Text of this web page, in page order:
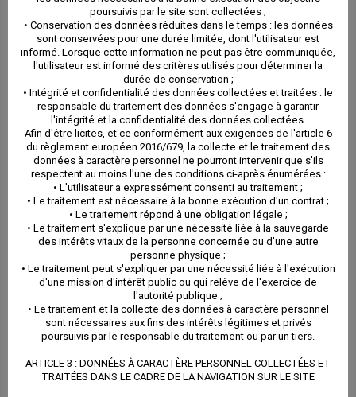
Partager cet article
LinkedInRedditEmail
Articles similaires
poursuivis par le site sont collectées ;
• Conservation des données réduites dans le temps : les données
sont conservées pour une durée limitée, dont l'utilisateur est
informé. Lorsque cette information ne peut pas être communiquée,
l'utilisateur est informé des critères utilisés pour déterminer la
durée de conservation ;
• Intégrité et confidentialité des données collectées et traitées : le
responsable du traitement des données s'engage à garantir
l'intégrité et la confidentialité des données collectées.
Afin d'être licites, et ce conformément aux exigences de l'article 6
du règlement européen 2016/679, la collecte et le traitement des
données à caractère personnel ne pourront intervenir que s'ils
respectent au moins l'une des conditions ci-après énumérées :
• L'utilisateur a expressément consenti au traitement ;
• Le traitement est nécessaire à la bonne exécution d'un contrat ;
• Le traitement répond à une obligation légale ;
• Le traitement s'explique par une nécessité liée à la sauvegarde
des intérêts vitaux de la personne concernée ou d'une autre
personne physique ;
• Le traitement peut s'expliquer par une nécessité liée à l'exécution
d'une mission d'intérêt public ou qui relève de l'exercice de
l'autorité publique ;
• Le traitement et la collecte des données à caractère personnel
sont nécessaires aux fins des intérêts légitimes et privés
poursuivis par le responsable du traitement ou par un tiers.
ARTICLE 3 : DONNÉES À CARACTÈRE PERSONNEL COLLECTÉES ET
TRAITÉES DANS LE CADRE DE LA NAVIGATION SUR LE SITE